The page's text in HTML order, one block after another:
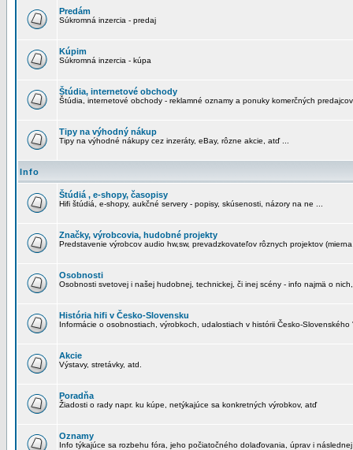
Predám
Súkromná inzercia - predaj
Kúpim
Súkromná inzercia - kúpa
Štúdia, internetové obchody
Štúdia, internetové obchody - reklamné oznamy a ponuky komerčných predajcov
Tipy na výhodný nákup
Tipy na výhodné nákupy cez inzeráty, eBay, rôzne akcie, atď ...
Info
Štúdiá , e-shopy, časopisy
Hifi štúdiá, e-shopy, aukčné servery - popisy, skúsenosti, názory na ne ...
Značky, výrobcovia, hudobné projekty
Predstavenie výrobcov audio hw,sw, prevadzkovateľov rôznych projektov
Osobnosti
Osobnosti svetovej i našej hudobnej, technickej, či inej scény - info najmä o
História hifi v Česko-Slovensku
Informácie o osobnostiach, výrobkoch, udalostiach v histórii Česko-Slovenského
Akcie
Výstavy, stretávky, atd.
Poradňa
Žiadosti o rady napr. ku kúpe, netýkajúce sa konkretných výrobkov, atď
Oznamy
Info týkajúce sa rozbehu fóra, jeho počiatočného dolaďovania, úprav i